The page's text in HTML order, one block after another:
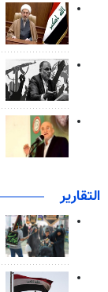
التقارير